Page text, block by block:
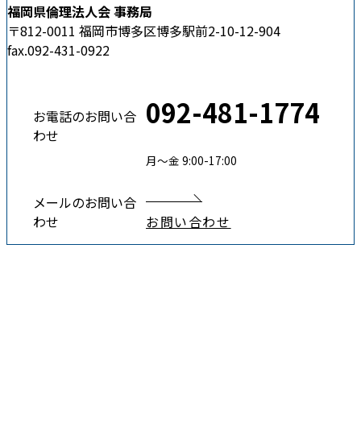
福岡県倫理法人会 事務局
〒812-0011 福岡市博多区博多駅前2-10-12-904
fax.092-431-0922
お電話のお問い合
わせ
092-481-1774
月〜金 9:00-17:00
メールのお問い合
わせ
お問い合わせ